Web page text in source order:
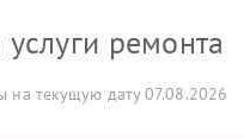
ремонта
на текущую дату 07.08.2026